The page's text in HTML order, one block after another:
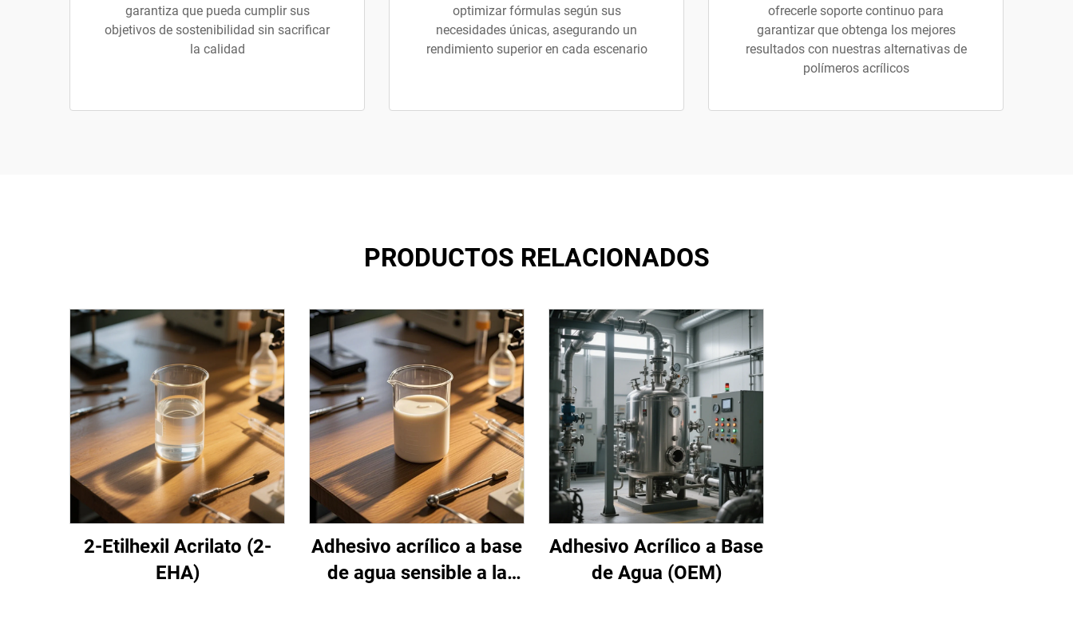
garantiza que pueda cumplir sus
objetivos de sostenibilidad sin sacrificar
la calidad
optimizar fórmulas según sus
necesidades únicas, asegurando un
rendimiento superior en cada escenario
ofrecerle soporte continuo para
garantizar que obtenga los mejores
resultados con nuestras alternativas de
polímeros acrílicos
PRODUCTOS RELACIONADOS
2-Etilhexil Acrilato (2-
EHA)
Adhesivo acrílico a base
de agua sensible a la
Adhesivo Acrílico a Base
de Agua (OEM)